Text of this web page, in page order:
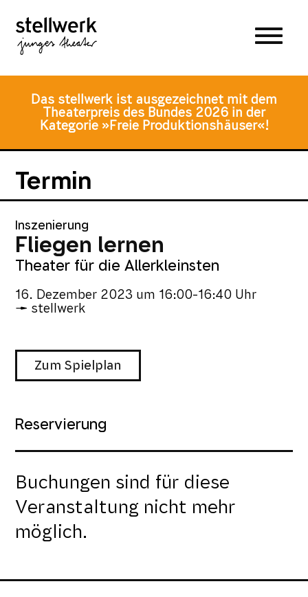
Hauptmenü
Inhalt
springen
Fusszeile
springen
Das stellwerk ist ausgezeichnet mit dem
Theaterpreis des Bundes 2026 in der
Kategorie »Freie Produktionshäuser«!
Termin
Inszenierung
Fliegen lernen
Theater für die Allerkleinsten
16. Dezember 2023 um 16:00-16:40 Uhr
stellwerk
Zum Spielplan
Reservierung
Buchungen sind für diese
Veranstaltung nicht mehr
möglich.